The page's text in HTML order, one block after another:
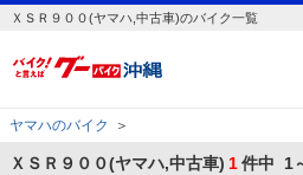
ＸＳＲ９００(ヤマハ,中古車)のバイク一覧
ヤマハのバイク ＞
ＸＳＲ９００(ヤマハ,中古車) 1件中 1